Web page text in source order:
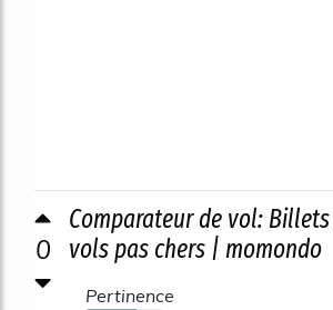
0
Comparateur de vol:
vols pas chers | momondo
Pertinence